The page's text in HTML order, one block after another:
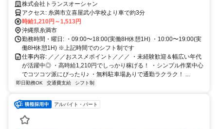
験OK｜幅広い世代が活躍中！長く続けやすい安定のお仕事
株式会社トランスオーシャン
アクセス: 糸満市立喜屋武小学校より車で約3分
時給1,210円～1,513円
沖縄県糸満市
勤務時間・曜日: ・09:00〜18:00(実働8H休憩1H) ・10:00〜19:00(実
働8H休憩1H) ※上記時間でのシフト制です
仕事内容: ／／／おススメポイント／／／ ・未経験歓迎＆幅広い年代
が活躍中◎ ・高時給1,210円でしっかり稼げる！ ・シンプル作業中心
でコツコツ派にぴったり♪ ・無料駐車場ありで通勤ラクラク！ ...
即日勤務OK 交通費支給 シフト制
アルバイト・パート